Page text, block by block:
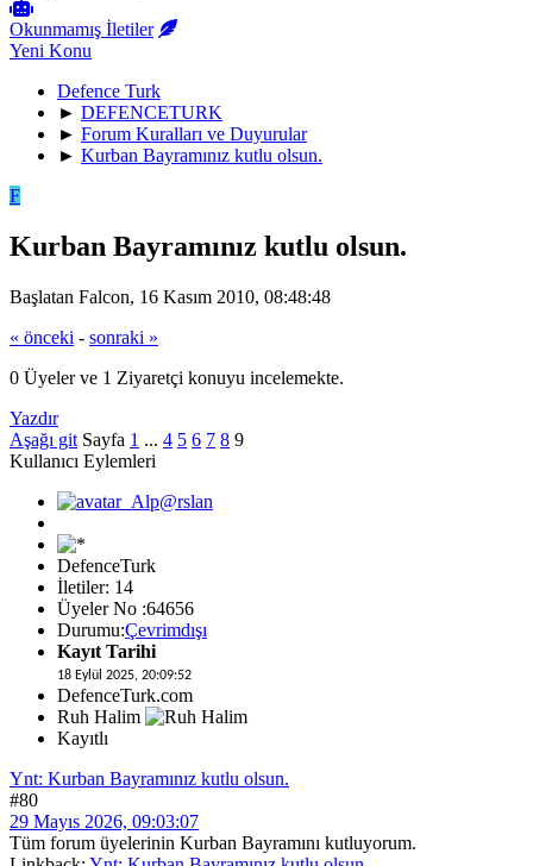
Okunmamış İletiler
Yeni Konu
Defence Turk
► DEFENCETURK
► Forum Kuralları ve Duyurular
► Kurban Bayramınız kutlu olsun.
F
Kurban Bayramınız kutlu olsun.
Başlatan Falcon, 16 Kasım 2010, 08:48:48
« önceki - sonraki »
0 Üyeler ve 1 Ziyaretçi konuyu incelemekte.
Yazdır
Aşağı git Sayfa 1 ... 4 5 6 7 8 9
Kullanıcı Eylemleri
DefenceTurk
İletiler: 14
Üyeler No :64656
Durumu:Çevrimdışı
Kayıt Tarihi
18 Eylül 2025, 20:09:52
DefenceTurk.com
Ruh Halim
Kayıtlı
Ynt: Kurban Bayramınız kutlu olsun.
#80
29 Mayıs 2026, 09:03:07
Tüm forum üyelerinin Kurban Bayramını kutluyorum.